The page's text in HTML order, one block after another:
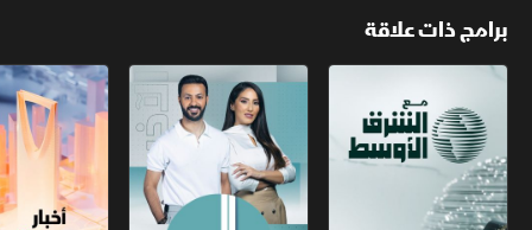
برامج ذات علاقة
مع الشرق الأوسط الخبر الآخر أخبار الشرق